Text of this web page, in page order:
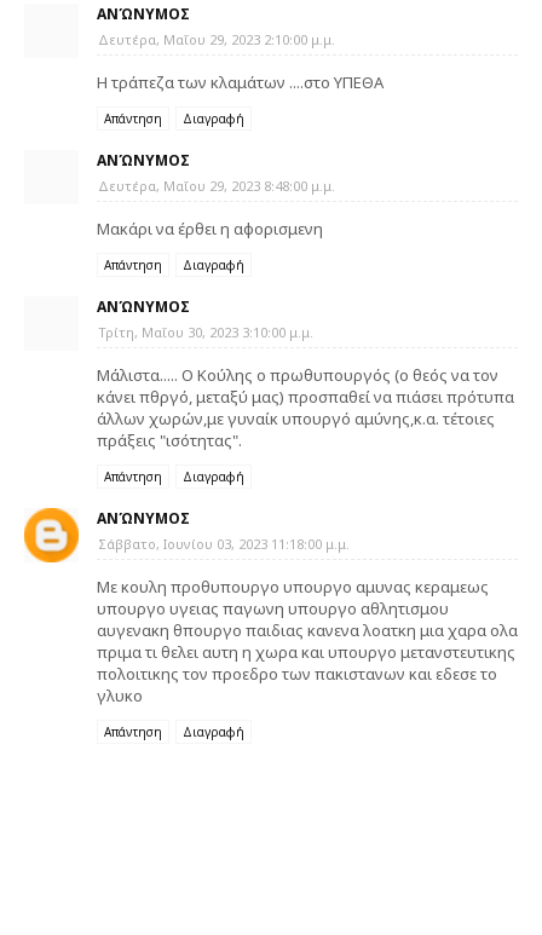
ΑΝΏΝΥΜΟΣ
Δευτέρα, Μαΐου 29, 2023 2:10:00 μ.μ.
Η τράπεζα των κλαμάτων ....στο ΥΠΕΘΑ
Απάντηση Διαγραφή
ΑΝΏΝΥΜΟΣ
Δευτέρα, Μαΐου 29, 2023 8:48:00 μ.μ.
Μακάρι να έρθει η αφορισμενη
Απάντηση Διαγραφή
ΑΝΏΝΥΜΟΣ
Τρίτη, Μαΐου 30, 2023 3:10:00 μ.μ.
Μάλιστα..... Ο Κούλης ο πρωθυπουργός (ο θεός να τον
κάνει πθργό, μεταξύ μας) προσπαθεί να πιάσει πρότυπα
άλλων χωρών,με γυναίκ υπουργό αμύνης,κ.α. τέτοιες
πράξεις "ισότητας".
Απάντηση Διαγραφή
ΑΝΏΝΥΜΟΣ
Σάββατο, Ιουνίου 03, 2023 11:18:00 μ.μ.
Με κουλη προθυπουργο υπουργο αμυνας κεραμεως
υπουργο υγειας παγωνη υπουργο αθλητισμου
αυγενακη θπουργο παιδιας κανενα λοατκη μια χαρα ολα
πριμα τι θελει αυτη η χωρα και υπουργο μετανστευτικης
πολοιτικης τον προεδρο των πακιστανων και εδεσε το
γλυκο
Απάντηση Διαγραφή